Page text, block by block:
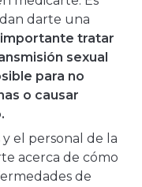
darte una
importante tratar
sexual
para no
o causar
y el personal de la
acerca de cómo
de